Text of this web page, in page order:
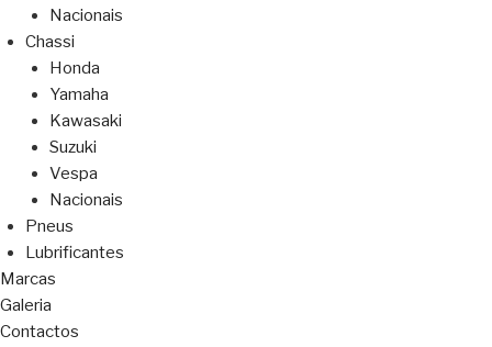
Nacionais
Chassi
Honda
Yamaha
Kawasaki
Suzuki
Vespa
Nacionais
Pneus
Lubrificantes
Marcas
Galeria
Contactos